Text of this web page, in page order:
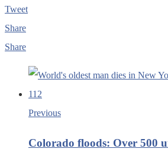
Tweet
Share
Share
Previous
Colorado floods: Over 500